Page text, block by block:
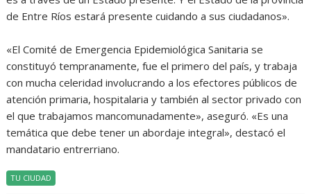
de Entre Ríos estará presente cuidando a sus ciudadanos».
«El Comité de Emergencia Epidemiológica Sanitaria se
constituyó tempranamente, fue el primero del país, y trabaja
con mucha celeridad involucrando a los efectores públicos de
atención primaria, hospitalaria y también al sector privado con
el que trabajamos mancomunadamente», aseguró. «Es una
temática que debe tener un abordaje integral», destacó el
mandatario entrerriano.
TU CIUDAD